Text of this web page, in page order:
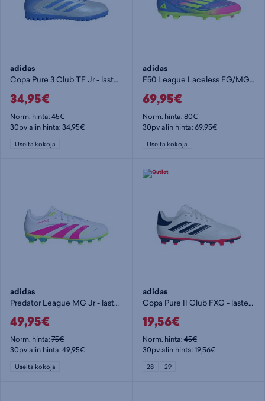
adidas
Copa Pure 3 Club TF Jr - lasten jalkapallokengät (TF)
34,95€
Norm. hinta:45€
30pv alin hinta: 34,95€
Useita kokoja
adidas
F50 League Laceless FG/MG Jr - lasten jalkapallokengät (MG)
69,95€
Norm. hinta:80€
30pv alin hinta: 69,95€
Useita kokoja
adidas
Predator League MG Jr - lasten jalkapallokengät (MG)
49,95€
Norm. hinta:75€
30pv alin hinta: 49,95€
Useita kokoja
adidas
Copa Pure II Club FXG - lasten jalkapallokengät (FXG)
19,56€
Norm. hinta:45€
30pv alin hinta: 19,56€
28 29